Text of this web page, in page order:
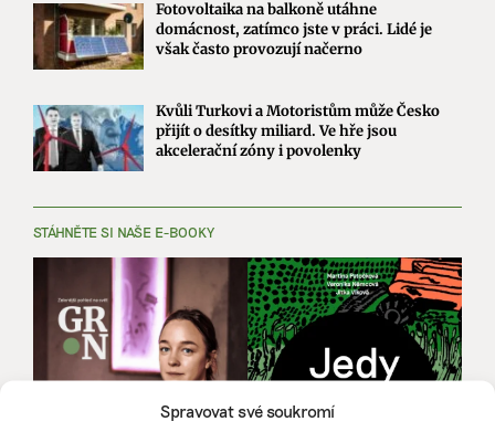
Spravovat své soukromí
Fotovoltaika na balkoně utáhne
domácnost, zatímco jste v práci. Lidé je
však často provozují načerno
Kvůli Turkovi a Motoristům může Česko
přijít o desítky miliard. Ve hře jsou
akcelerační zóny i povolenky
STÁHNĚTE SI NAŠE E-BOOKY